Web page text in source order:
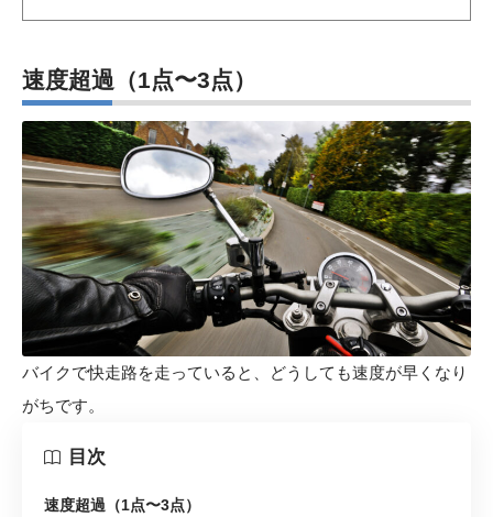
速度超過（1点〜3点）
バイクで快走路を走っていると、どうしても速度が早くなり
がちです。
目次
速度超過（1点〜3点）